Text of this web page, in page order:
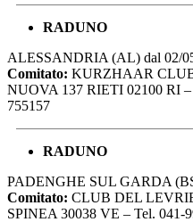
RADUNO
ALESSANDRIA (AL) dal 02/
Comitato: KURZHAAR
NUOVA 137 RIETI 02100 RI –
755157
RADUNO
PADENGHE SUL GARDA
Comitato: CLUB DEL
SPINEA 30038 VE – Tel. 041-